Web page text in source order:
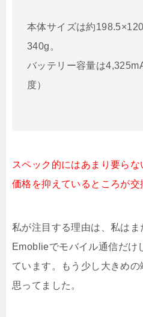
本体サイズは約
340g。
バッテリー容量は
度）
スペック的にはあまり要ら
価格を抑えているところが交
私が注目する理由は、私は
Emoblieでモバイル通信だけ
ています。もう少し大きめ
思ってました。